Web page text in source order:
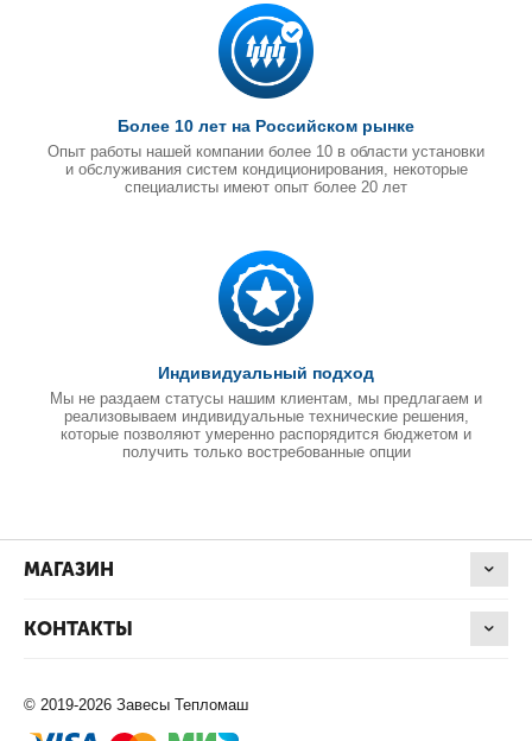
Более 10 лет на Российском рынке
Опыт работы нашей компании более 10 в области установки
и обслуживания систем кондиционирования, некоторые
специалисты имеют опыт более 20 лет
Индивидуальный подход
Мы не раздаем статусы нашим клиентам, мы предлагаем и
реализовываем индивидуальные технические решения,
которые позволяют умеренно распорядится бюджетом и
получить только востребованные опции
МАГАЗИН
КОНТАКТЫ
© 2019-2026 Завесы Тепломаш